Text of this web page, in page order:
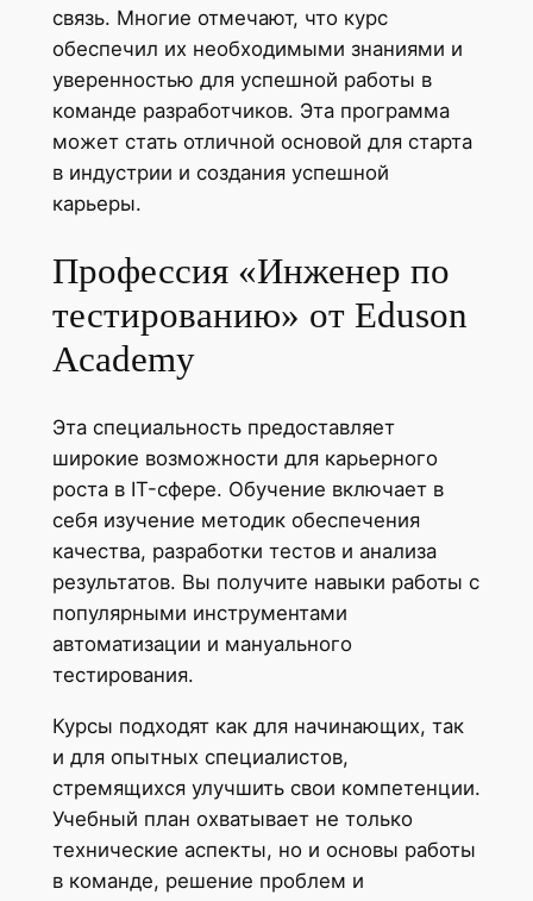
связь. Многие отмечают, что курс
обеспечил их необходимыми знаниями и
уверенностью для успешной работы в
команде разработчиков. Эта программа
может стать отличной основой для старта
в индустрии и создания успешной
карьеры.
Профессия «Инженер по
тестированию» от Eduson
Academy
Эта специальность предоставляет
широкие возможности для карьерного
роста в IT-сфере. Обучение включает в
себя изучение методик обеспечения
качества, разработки тестов и анализа
результатов. Вы получите навыки работы с
популярными инструментами
автоматизации и мануального
тестирования.
Курсы подходят как для начинающих, так
и для опытных специалистов,
стремящихся улучшить свои компетенции.
Учебный план охватывает не только
технические аспекты, но и основы работы
в команде, решение проблем и